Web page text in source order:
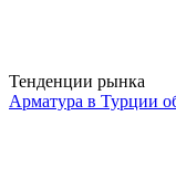
Тенденции рынка
Арматура в Турции